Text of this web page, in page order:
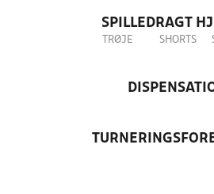
SPILLEDRAGT
TRØJE SHORTS